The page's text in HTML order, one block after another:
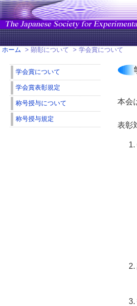
ホーム > 顕彰について > 学会賞について
学会賞について
学会賞表彰規定
称号授与について
称号授与規定
本会
表彰